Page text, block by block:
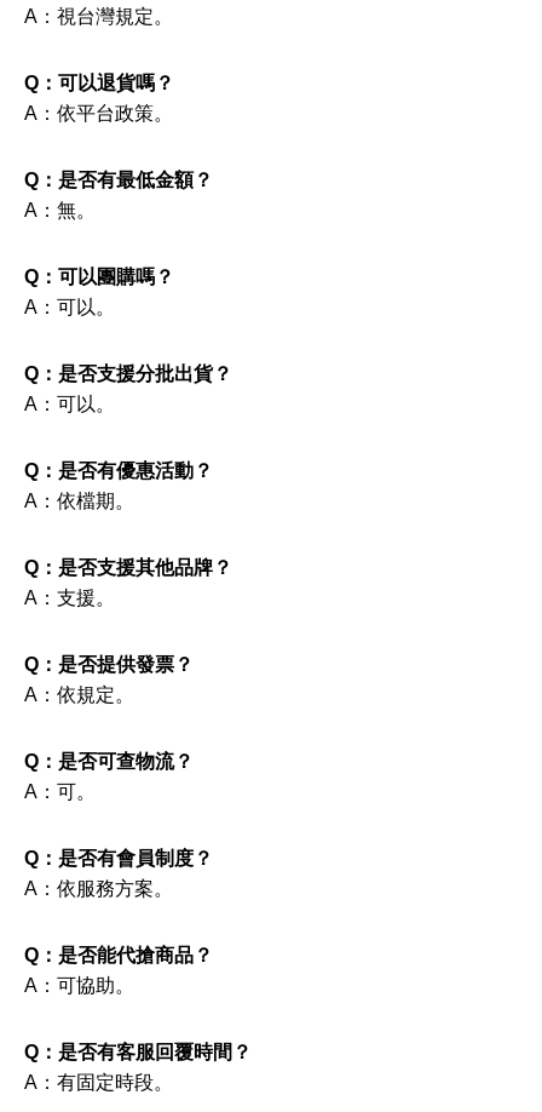
A：視台灣規定。
Q：可以退貨嗎？
A：依平台政策。
Q：是否有最低金額？
A：無。
Q：可以團購嗎？
A：可以。
Q：是否支援分批出貨？
A：可以。
Q：是否有優惠活動？
A：依檔期。
Q：是否支援其他品牌？
A：支援。
Q：是否提供發票？
A：依規定。
Q：是否可查物流？
A：可。
Q：是否有會員制度？
A：依服務方案。
Q：是否能代搶商品？
A：可協助。
Q：是否有客服回覆時間？
A：有固定時段。